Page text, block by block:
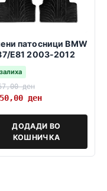
патосници BMW
E81 2003-2012
ден
ден
ДОДАДИ ВО
КОШНИЧКА